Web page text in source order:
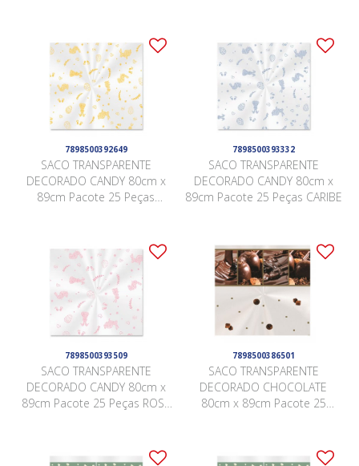
7898500392649
SACO TRANSPARENTE
DECORADO CANDY 80cm x
89cm Pacote 25 Peças
7898500393332
SACO TRANSPARENTE
DECORADO CANDY 80cm x
89cm Pacote 25 Peças CARIBE
7898500393509
SACO TRANSPARENTE
DECORADO CANDY 80cm x
89cm Pacote 25 Peças ROSA
7898500386501
SACO TRANSPARENTE
DECORADO CHOCOLATE
80cm x 89cm Pacote 25